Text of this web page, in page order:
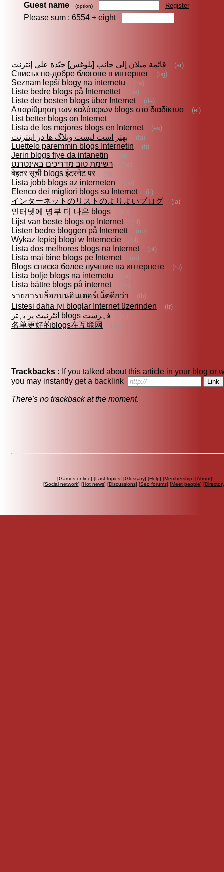
Guest name (option) Register
Please sum : 6554 + eight
قائمة ميلان إلى جانب [بلوغس] جيّدة على إنترنت (ar)
Списък по-добре блогове в интернет (bg)
Seznam lepší blogy na internetu (cs)
Liste bedre blogs på Internettet (da)
Liste der besten blogs über Internet (de)
Απαρίθμηση των καλύτερων blogs στο διαδίκτυο (el)
List better blogs on Internet (en)
Lista de los mejores blogs en Internet (es)
بهتر است ليست وبلاگ ها در اينترنت (fa)
Luettelo paremmin blogs Internetin (fi)
Jerin blogs fiye da intanetin (ha)
רשימת טוב מדריכים באינטרנט (he)
बेहतर सूची blogs इंटरनेट पर (hi)
Lista jobb blogs az interneten (hu)
Elenco dei migliori blogs su Internet (it)
インターネットのリストのよりよいブログ (ja)
인터넷에 명부 더 나은 blogs (ko)
Lijst van beste blogs op Internet (nl)
Listen bedre bloggen på Internett (no)
Wykaz lepiej blogi w Internecie (pl)
Lista dos melhores blogs na Internet (pt)
Lista mai bine blogs pe Internet (ro)
Blogs списка более лучшие на интернете (ru)
Lista bolje blogs na internetu (sr)
Lista bättre blogs på internet (sv)
รายการบล็อกบนอินเตอร์เน็ตดีกว่า (th)
Listesi daha iyi bloglar Internet üzerinden (tr)
انٹرنیٹ پر بہتر blogs فہرست (ur)
名单更好的blogs在互联网 (zh)
Trackbacks : If you talked about this article in your blog or
you may instantly get a backlink
There's no trackback at the moment.
[Games online] [Last topics] [Glossary] [Help] [Membership] [About]
[Social network] [Hot news] [Discussions] [Seo forums] [Meet people] [